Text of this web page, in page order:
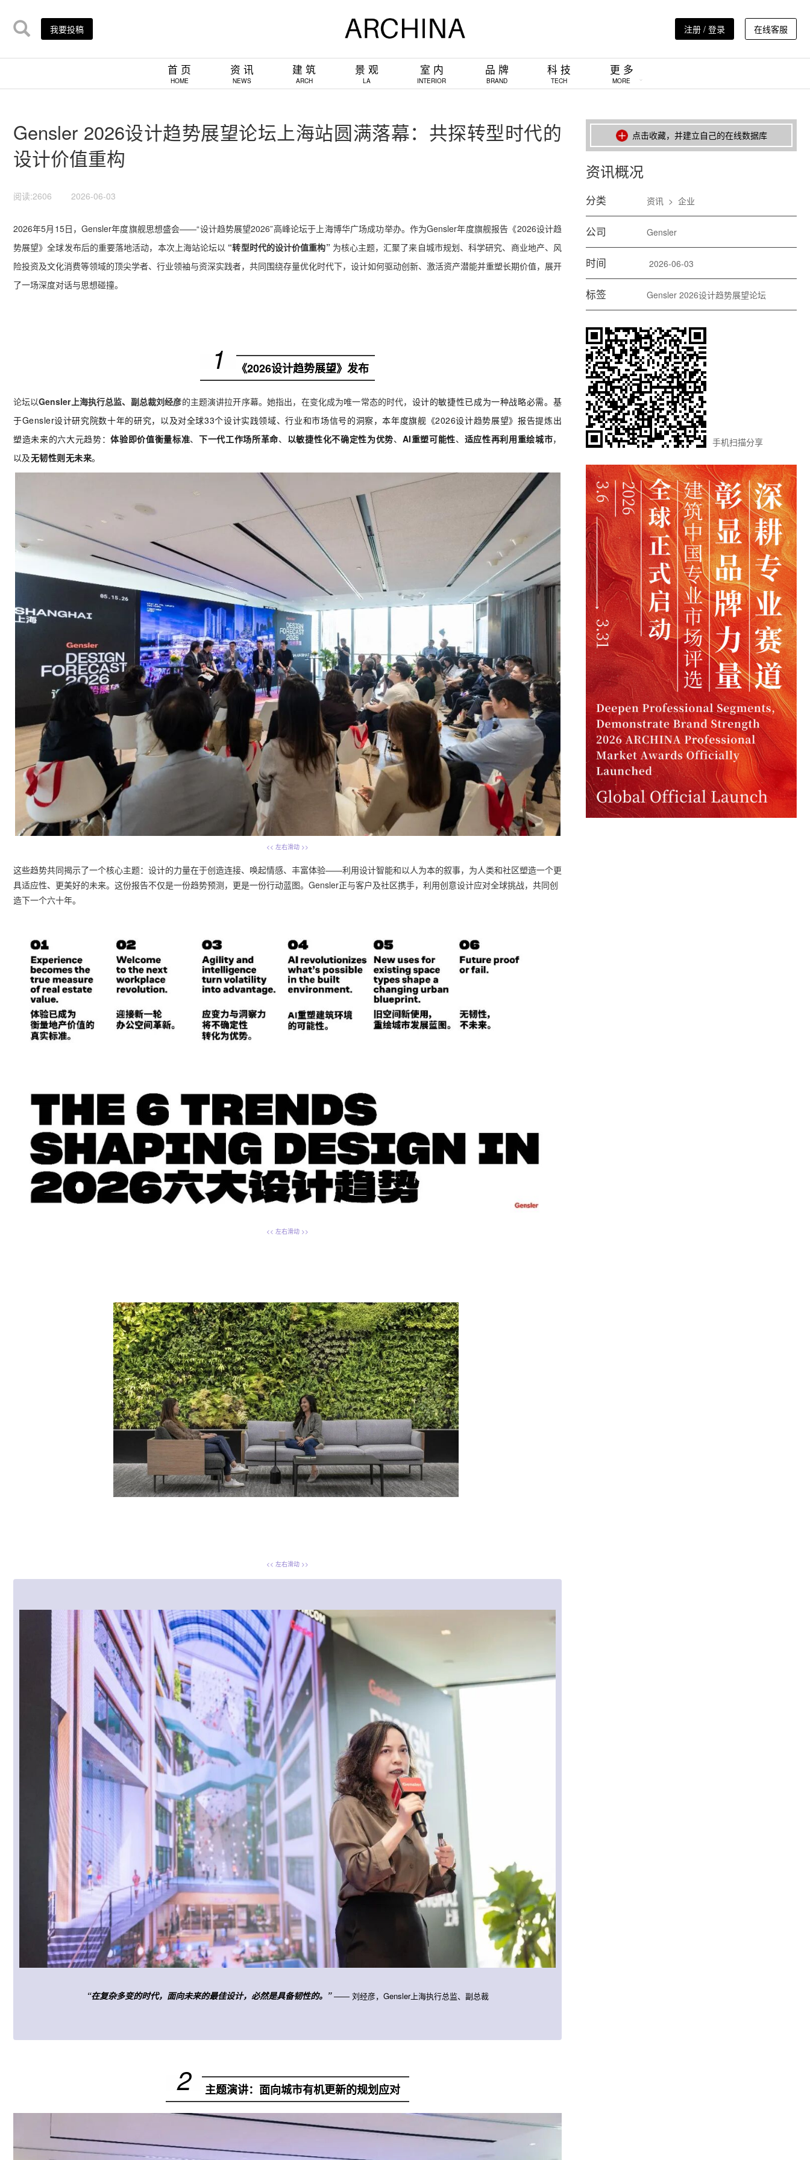
我要投稿 注册 / 登录 在线客服
首 页
HOME
资 讯
NEWS
建 筑
ARCH
景 观
LA
室 内
INTERIOR
品 牌
BRAND
科 技
TECH
更 多
MORE
Gensler 2026设计趋势展望论坛上海站圆满落幕：共探转型时代的
设计价值重构
阅读:2606 2026-06-03
2026年5月15日，Gensler年度旗舰思想盛会——“设计趋势展望2026”高峰论坛于上海博华广场成功举办。作为Gensler年度旗舰报告《2026设计趋
势展望》全球发布后的重要落地活动，本次上海站论坛以 “转型时代的设计价值重构”为核心主题，汇聚了来自城市规划、科学研究、商业地产、风
险投资及文化消费等领域的顶尖学者、行业领袖与资深实践者，共同围绕存量优化时代下，设计如何驱动创新、激活资产潜能并重塑长期价值，展开
了一场深度对话与思想碰撞。
1 《2026设计趋势展望》发布
论坛以Gensler上海执行总监、副总裁刘经彦的主题演讲拉开序幕。她指出，在变化成为唯一常态的时代， 设计的敏捷性已成为一种战略必需。基
于Gensler设计研究院数十年的研究，以及对全球33个设计实践领域、行业和市场信号的洞察，本年度旗舰《2026设计趋势展望》报告提炼出
塑造未来的六大元趋势：体验即价值衡量标准、下一代工作场所革命、 以敏捷性化不确定性为优势、 AI重塑可能性、 适应性再利用重绘城市，
以及无韧性则无未来。
<< 左右滑动 >>
这些趋势共同揭示了一个核心主题：设计的力量在于创造连接、唤起情感、丰富体验——利用设计智能和以人为本的叙事，为人类和社区塑造一个更
具适应性、更美好的未来。这份报告不仅是一份趋势预测，更是一份行动蓝图。Gensler正与客户及社区携手，利用创意设计应对全球挑战，共同创
造下一个六十年。
<< 左右滑动 >>
<< 左右滑动 >>
“在复杂多变的时代， 面向未来的最佳设计，必然是具备韧性的。”—— 刘经彦，Gensler上海执行总监、副总裁
2 主题演讲：面向城市有机更新的规划应对
点击收藏，并建立自己的在线数据库
资讯概况
分类 资讯> 企业
公司 Gensler
时间 2026-06-03
标签 Gensler 2026设计趋势展望论坛
手机扫描分享